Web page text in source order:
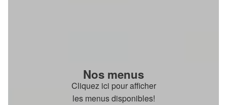
Nos menus
Cliquez ici pour afficher
les menus disponibles!